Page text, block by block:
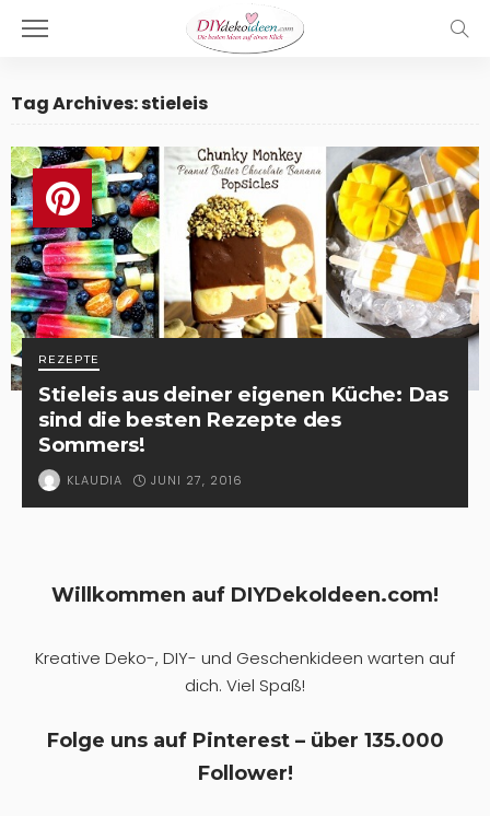
Tag Archives: stieleis
REZEPTE
Stieleis aus deiner eigenen Küche: Das
sind die besten Rezepte des
Sommers!
KLAUDIA JUNI 27, 2016
Willkommen auf DIYDekoIdeen.com!
Kreative Deko-, DIY- und Geschenkideen warten auf
dich. Viel Spaß!
Folge uns auf Pinterest – über 135.000
Follower!